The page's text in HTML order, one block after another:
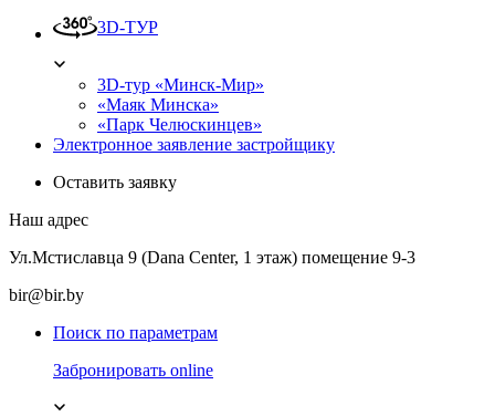
3D-ТУР
3D-тур «Минск-Мир»
«Маяк Минска»
«Парк Челюскинцев»
Электронное заявление застройщику
Оставить заявку
Наш адрес
Ул.Мстиславца 9 (Dana Center, 1 этаж) помещение 9-3
bir@bir.by
Поиск по параметрам
Забронировать online